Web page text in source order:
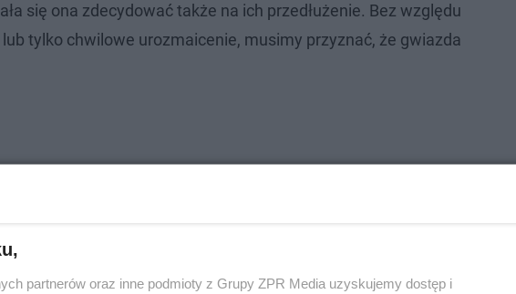
się ona zdecydować także na ich przedłużenie. Bez względu
tylko chwilowe urozmaicenie, musimy przyznać, że gwiazda
partnerów oraz inne podmioty z Grupy ZPR Media uzyskujemy dostęp i